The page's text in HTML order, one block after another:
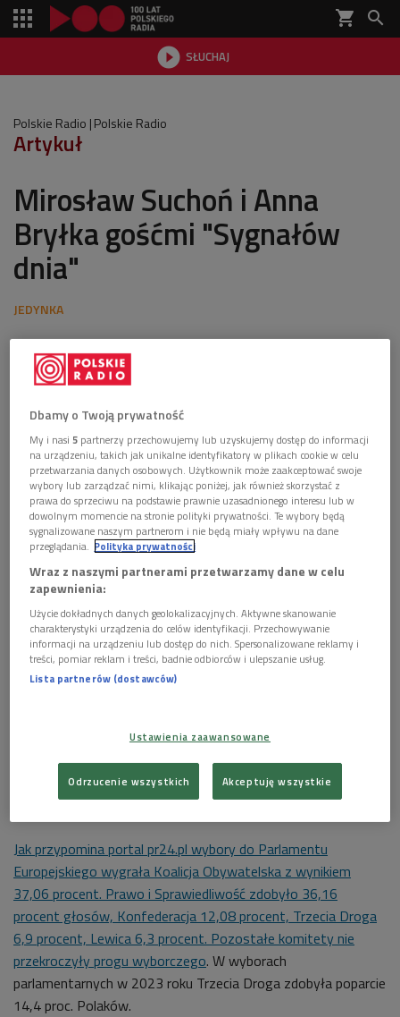
shopping_cart 
 SŁUCHAJ

Polskie Radio Polskie Radio
Artykuł
Mirosław Suchoń i Anna
Bryłka gośćmi "Sygnałów
dnia"
ostatnia aktualizacja:
13.06.2024 16:51
Obserwuj nas na
Google News
Gośćmi "Sygnałów dnia" w piątek (14.06) będą: o
godz. 7.15 Mirosław Suchoń - szef Klubu
Parlamentarnego Polska 2050 / Trzecia Droga, a o
godz. 8.15 Anna Bryłka (Konfederacja).
Jak przypomina portal pr24.pl wybory do Parlamentu
Europejskiego wygrała Koalicja Obywatelska z wynikiem
37,06 procent. Prawo i Sprawiedliwość zdobyło 36,16
procent głosów, Konfederacja 12,08 procent, Trzecia Droga
6,9 procent, Lewica 6,3 procent. Pozostałe komitety nie
przekroczyły progu wyborczego. W wyborach
parlamentarnych w 2023 roku Trzecia Droga zdobyła poparcie
14,4 proc. Polaków.
Dbamy o Twoją prywatność
My i nasi5 partnerzy przechowujemy lub uzyskujemy dostęp do informacji
na urządzeniu, takich jak unikalne identyfikatory w plikach cookie w celu
przetwarzania danych osobowych. Użytkownik może zaakceptować swoje
wybory lub zarządzać nimi, klikając poniżej, jak również skorzystać z
prawa do sprzeciwu na podstawie prawnie uzasadnionego interesu lub w
dowolnym momencie na stronie polityki prywatności. Te wybory będą
sygnalizowane naszym partnerom i nie będą miały wpływu na dane
przeglądania. Polityka prywatności
Wraz z naszymi partnerami przetwarzamy dane w celu
zapewnienia:
Użycie dokładnych danych geolokalizacyjnych. Aktywne skanowanie
charakterystyki urządzenia do celów identyfikacji. Przechowywanie
informacji na urządzeniu lub dostęp do nich. Spersonalizowane reklamy i
treści, pomiar reklam i treści, badnie odbiorców i ulepszanie usług.
Lista partnerów (dostawców)
Ustawienia zaawansowane
Odrzucenie wszystkich Akceptuję wszystkie